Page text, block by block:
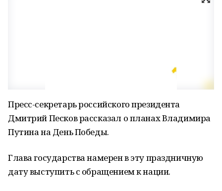
Пресс-секретарь российского президента
Дмитрий Песков рассказал о планах Владимира
Путина на День Победы.
Глава государства намерен в эту праздничную
дату выступить с обращением к нации.